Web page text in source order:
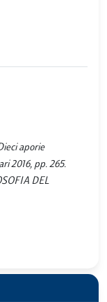
aporie
2016, pp. 265.
DEL